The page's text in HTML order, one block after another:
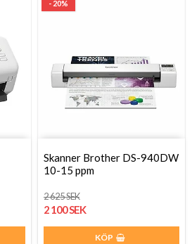
- 20%
Skanner Brother DS-940DW
10-15 ppm
2 625 SEK
2 100 SEK
KÖP